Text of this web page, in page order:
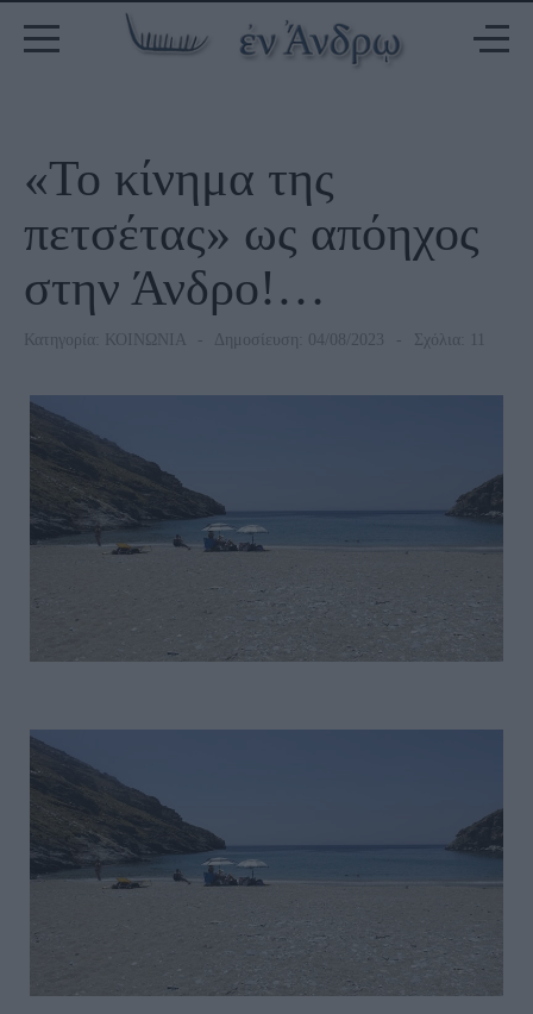
«Το κίνημα της
πετσέτας» ως απόηχος
στην Άνδρο!…
Κατηγορία: ΚΟΙΝΩΝΙΑ Δημοσίευση: 04/08/2023 Σχόλια: 11